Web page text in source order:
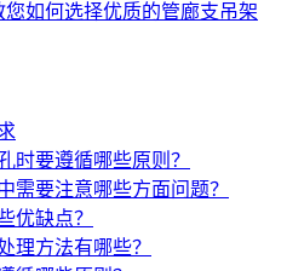
如何选择优质的管廊支吊架
时要遵循哪些原则？
需要注意哪些方面问题？
优缺点？
理方法有哪些？